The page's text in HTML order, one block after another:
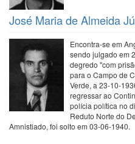
José Maria de Almeida
Encontra-se em
sendo julgado em
degredo "com
para o Campo de
Verde, a 23-10-
regressar ao
polícia política no
Reduto Norte do
Amnistiado, foi solto em 03-06-1940.